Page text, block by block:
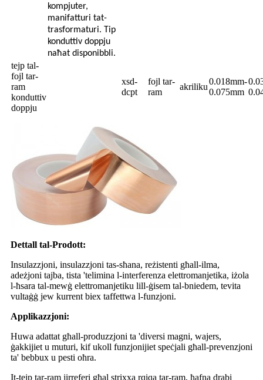
kompjuter,
manifatturi tat-
trasformaturi. Tip
konduttiv doppju
naħat disponibbli.
tejp tal-
fojl tar-
ram
konduttiv
doppju
xsd-
dcpt
fojl tar-
ram
akriliku
0.018mm-
0.075mm
Dettall tal-Prodott:
Insulazzjoni, insulazzjoni tas-sħana, reżistenti għall-ilma,
adeżjoni tajba, tista 'telimina l-interferenza elettromanjetika, iżola
l-ħsara tal-mewġ elettromanjetiku lill-ġisem tal-bniedem, tevita
vultaġġ jew kurrent biex taffettwa l-funzjoni.
Applikazzjoni:
Huwa adattat għall-produzzjoni ta 'diversi magni, wajers,
ġakkijiet u muturi, kif ukoll funzjonijiet speċjali għall-prevenzjoni
ta' bebbux u pesti oħra.
It-tejp tar-ram jirreferi għal strixxa rqiqa tar-ram, ħafna drabi